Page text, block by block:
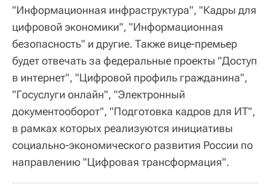
"Информационная инфраструктура", "Кадры для
цифровой экономики", "Информационная
безопасность" и другие. Также вице-премьер
будет отвечать за федеральные проекты "Доступ
в интернет", "Цифровой профиль гражданина",
"Госуслуги онлайн", "Электронный
документооборот", "Подготовка кадров для ИТ",
в рамках которых реализуются инициативы
социально-экономического развития России по
направлению "Цифровая трансформация".